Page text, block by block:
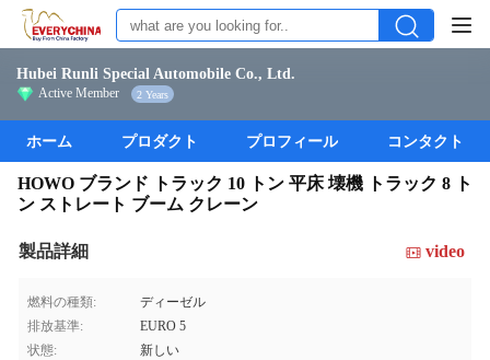
Hubei Runli Special Automobile Co., Ltd.
Active Member 2 Years
ホーム プロダクト プロフィール コンタクト
HOWO ブランド トラック 10 トン 平床 壊機 トラック 8 ト
ン ストレート ブーム クレーン
製品詳細 video
燃料の種類:
ディーゼル
排放基準:
EURO 5
状態:
新しい